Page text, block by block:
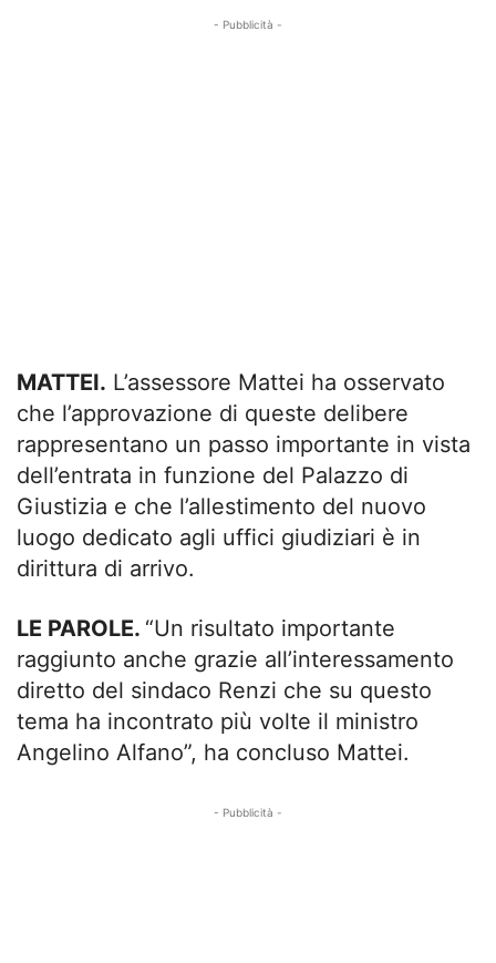
- Pubblicità -
MATTEI. L’assessore Mattei ha osservato
che l’approvazione di queste delibere
rappresentano un passo importante in vista
dell’entrata in funzione del Palazzo di
Giustizia e che l’allestimento del nuovo
luogo dedicato agli uffici giudiziari è in
dirittura di arrivo.
LE PAROLE. “Un risultato importante
raggiunto anche grazie all’interessamento
diretto del sindaco Renzi che su questo
tema ha incontrato più volte il ministro
Angelino Alfano”, ha concluso Mattei.
- Pubblicità -